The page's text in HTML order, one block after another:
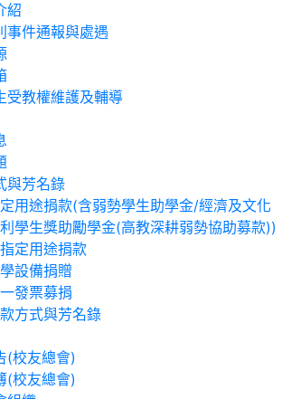
紹
事件通報與處遇
受教權維護及輔導
與芳名錄
用途捐款(含弱勢學生助學金/經濟及文化
學生獎助勵學金(高教深耕弱勢協助募款))
定用途捐款
設備捐贈
發票募捐
方式與芳名錄
(校友總會)
(校友總會)